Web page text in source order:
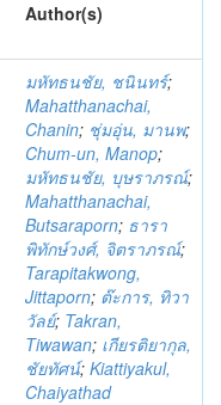
Author(s)
มหัทธนชัย, ชนินทร์;
Mahatthanachai,
Chanin; ชุ่มอุ่น, มานพ;
Chum-un, Manop;
มหัทธนชัย, บุษราภรณ์;
Mahatthanachai,
Butsaraporn; ธารา
พิทักษ์วงศ์, จิตราภรณ์;
Tarapitakwong,
Jittaporn; ต๊ะการ, ทิวา
วัลย์; Takran,
Tiwawan; เกียรติยากุล,
ชัยทัศน์; Kiattiyakul,
Chaiyathad